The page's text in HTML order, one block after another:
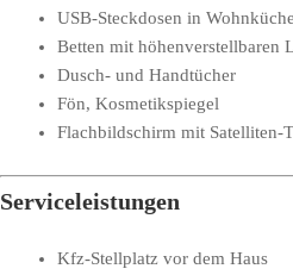
USB-Steckdosen in Wohnküche
Betten mit höhenverstellbaren
Dusch- und Handtücher
Fön, Kosmetikspiegel
Flachbildschirm mit Satelliten-
Serviceleistungen
Kfz-Stellplatz vor dem Haus